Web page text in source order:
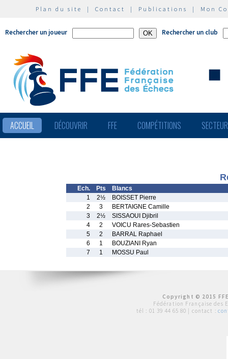
Plan du site | Contact | Publications | Mon
Rechercher un joueur Rechercher un club
ACCUEIL DÉCOUVRIR FFE COMPÉTITIONS
Ech. Pts
Blancs
1
2½
BOISSET Pierre
2
3
BERTAIGNE Camille
3
2½
SISSAOUI Djibril
4
2
VOICU Rares-Sebastien
5
2
BARRAL Raphael
6
1
BOUZIANI Ryan
7
1 MOSSU Paul
Copyright © 2015
Fédération Française des
tél : 01 39 44 65 80 | contact :